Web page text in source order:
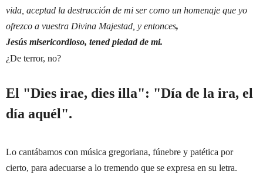
vida, aceptad la destrucción de mi ser como un homenaje que yo
ofrezco a vuestra Divina Majestad, y entonces,
Jesús misericordioso, tened piedad de mi.
¿De terror, no?
El "Dies irae, dies illa": "Día de la ira, el
día aquél".
Lo cantábamos con música gregoriana, fúnebre y patética por
cierto, para adecuarse a lo tremendo que se expresa en su letra.